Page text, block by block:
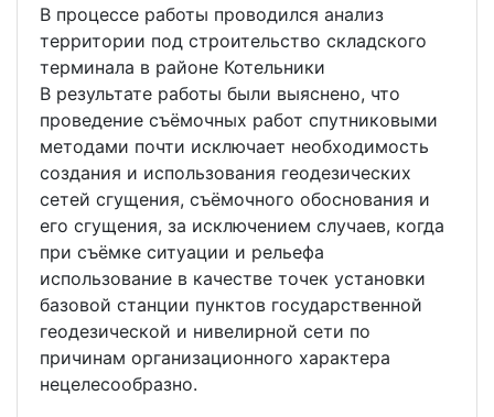
В процессе работы проводился анализ
территории под строительство складского
терминала в районе Котельники
В результате работы были выяснено, что
проведение съёмочных работ спутниковыми
методами почти исключает необходимость
создания и использования геодезических
сетей сгущения, съёмочного обоснования и
его сгущения, за исключением случаев, когда
при съёмке ситуации и рельефа
использование в качестве точек установки
базовой станции пунктов государственной
геодезической и нивелирной сети по
причинам организационного характера
нецелесообразно.